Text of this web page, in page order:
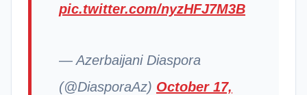
pic.twitter.com/nyzHFJ7M3B
— Azerbaijani Diaspora
(@DiasporaAz) October 17,